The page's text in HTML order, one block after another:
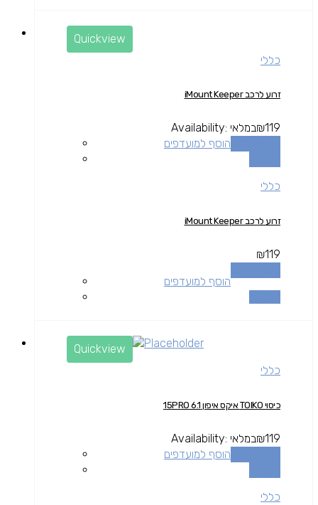
Quickview
כללי
זרוע לרכב iMount Keeper
₪119
Availability: במלאי
הוסף למועדפים
כללי
זרוע לרכב iMount Keeper
₪119
הוסף למועדפים
Quickview
כללי
כיסוי TOIKO איקס איפון 15PRO 6.1
₪119
Availability: במלאי
הוסף למועדפים
כללי